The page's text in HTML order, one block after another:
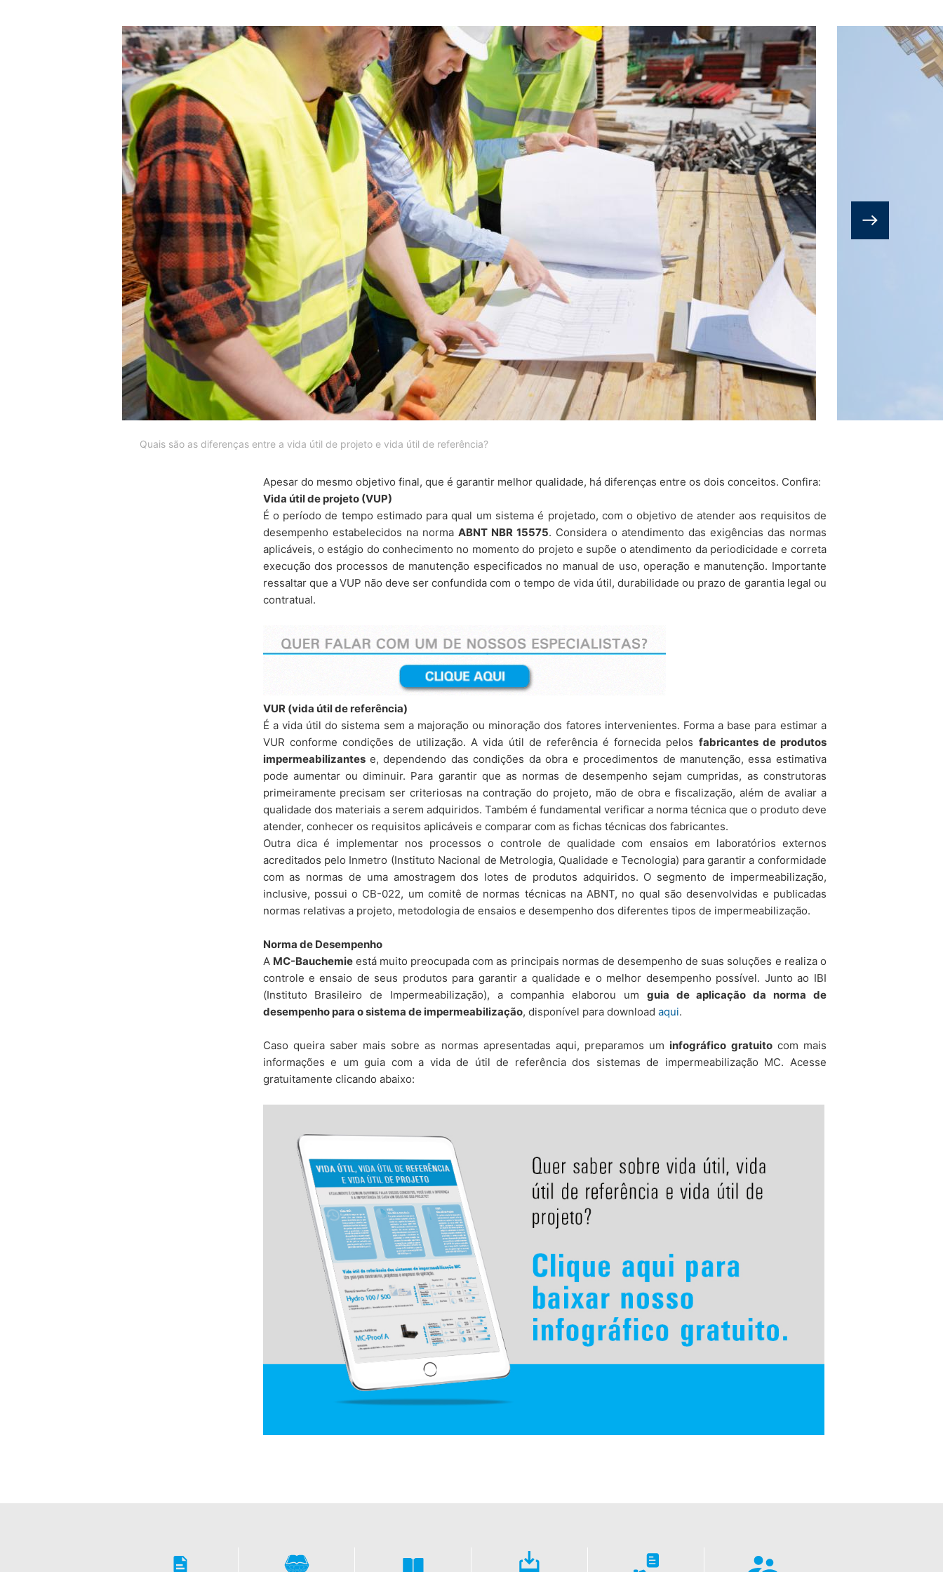
Quais são as diferenças entre a vida útil de projeto e vida útil de referência?
Apesar do mesmo objetivo final, que é garantir melhor qualidade, há diferenças entre os dois conceitos. Confira:
Vida útil de projeto (VUP)
É o período de tempo estimado para qual um sistema é projetado, com o objetivo de atender aos requisitos de
desempenho estabelecidos na norma ABNT NBR 15575. Considera o atendimento das exigências das normas
aplicáveis, o estágio do conhecimento no momento do projeto e supõe o atendimento da periodicidade e correta
execução dos processos de manutenção especificados no manual de uso, operação e manutenção. Importante
ressaltar que a VUP não deve ser confundida com o tempo de vida útil, durabilidade ou prazo de garantia legal ou
contratual.
VUR (vida útil de referência)
É a vida útil do sistema sem a majoração ou minoração dos fatores intervenientes. Forma a base para estimar a
VUR conforme condições de utilização. A vida útil de referência é fornecida pelos fabricantes de produtos
impermeabilizantese, dependendo das condições da obra e procedimentos de manutenção, essa estimativa
pode aumentar ou diminuir. Para garantir que as normas de desempenho sejam cumpridas, as construtoras
primeiramente precisam ser criteriosas na contração do projeto, mão de obra e fiscalização, além de avaliar a
qualidade dos materiais a serem adquiridos. Também é fundamental verificar a norma técnica que o produto deve
atender, conhecer os requisitos aplicáveis e comparar com as fichas técnicas dos fabricantes.
Outra dica é implementar nos processos o controle de qualidade com ensaios em laboratórios externos
acreditados pelo Inmetro (Instituto Nacional de Metrologia, Qualidade e Tecnologia) para garantir a conformidade
com as normas de uma amostragem dos lotes de produtos adquiridos. O segmento de impermeabilização,
inclusive, possui o CB-022, um comitê de normas técnicas na ABNT, no qual são desenvolvidas e publicadas
normas relativas a projeto, metodologia de ensaios e desempenho dos diferentes tipos de impermeabilização.
Norma de Desempenho
A MC-Bauchemieestá muito preocupada com as principais normas de desempenho de suas soluções e realiza o
controle e ensaio de seus produtos para garantir a qualidade e o melhor desempenho possível. Junto ao IBI
(Instituto Brasileiro de Impermeabilização), a companhia elaborou um guia de aplicação da norma de
desempenho para o sistema de impermeabilização, disponível para download aqui.
Caso queira saber mais sobre as normas apresentadas aqui, preparamos um infográfico gratuitocom mais
informações e um guia com a vida de útil de referência dos sistemas de impermeabilização MC. Acesse
gratuitamente clicando abaixo:
• Mas se você ficar com alguma dúvida ou se quiser compartilhar conosco qualquer outra consideração relacionada ao tema, entre em contato com
nosso Encarregado de Proteção de Dados Pessoais em: juridico@mc-bauchemie.com.br
Alterações para este Aviso de Privacidade
Este aviso de privacidade poderá mudar, já que será revisto periodicamente. Por isso, convidamos você a sempre consultar esta seção. Eventuais
atualizações se tornarão válidas na data da publicação. Dúvidas sobre este Aviso de Privacidade poderão ser sanadas por e-mail: juridico@mc-
bauchemie.com.br